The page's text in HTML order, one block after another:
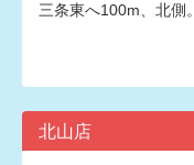
三条東へ100m、北側。
北山店